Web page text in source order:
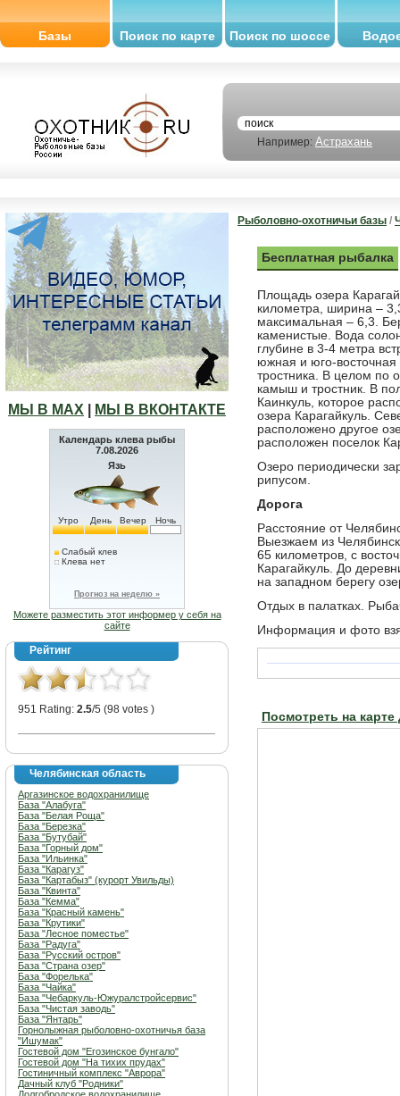
Базы Поиск по карте Поиск по шоссе
Например: Астрахань
МЫ В МАХ МЫ В ВКОНТАКТЕ
Календарь клева рыбы
7.08.2026
Язь
Утро День Вечер Ночь
Слабый клев
Клева нет
Прогноз на неделю »
Можете разместить этот информер у себя на
сайте
Рейтинг
951 Rating: 2.5/5 (98 votes )
Челябинская область
Аргазинское водохранилище
База "Алабуга"
База "Белая Роща"
База "Березка"
База "Бутубай"
База "Горный дом"
База "Ильинка"
База "Карагуз"
База "Картабыз" (курорт Увильды)
База "Квинта"
База "Кемма"
База "Красный камень"
База "Крутики"
База "Лесное поместье"
База "Радуга"
База "Русский остров"
База "Страна озер"
База "Форелька"
База "Чайка"
База "Чебаркуль-Южуралстройсервис"
База "Чистая заводь"
База "Янтарь"
Горнолыжная рыболовно-охотничья база
"Ишумак"
Гостевой дом "Егозинское бунгало"
Гостевой дом "На тихих прудах"
Гостиничный комплекс "Аврора"
Дачный клуб "Родники"
Рыболовно-охотничьи базы /
Бесплатная рыбалка
Площадь озера
километра, ширина –
максимальная – 6,3.
каменистые. Вода
глубине в 3-4 метра
южная и юго-восточная
тростника. В целом по
камыш и тростник. В
Каинкуль, которое
озера Карагайкуль.
расположено другое
расположен поселок
Озеро периодически
рипусом.
Дорога
Расстояние от
Выезжаем из
65 километров, с
Карагайкуль. До
на западном берегу
Отдых в палатках.
Информация и фото
Посмотреть на